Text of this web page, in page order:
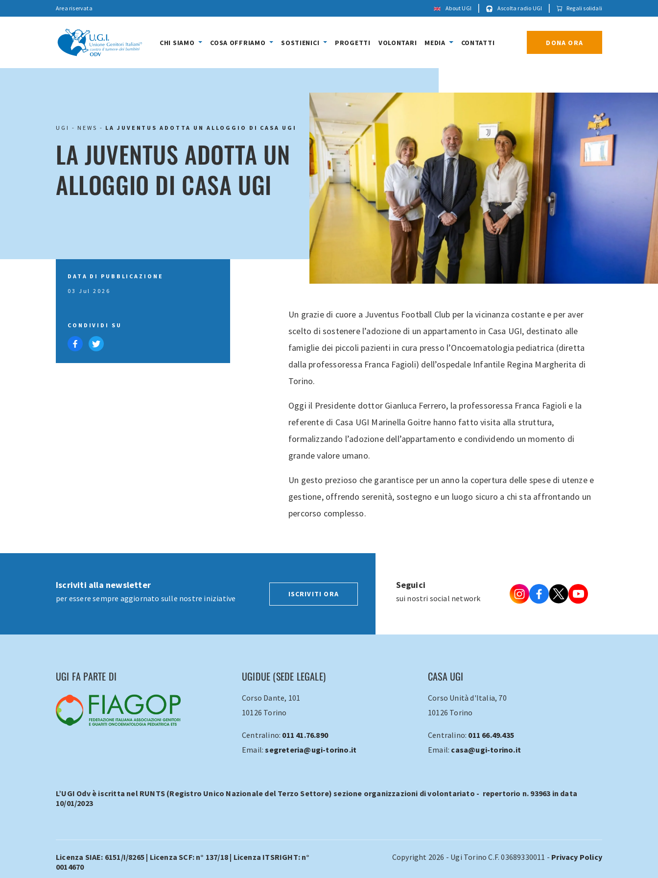
Area riservata About UGI | Ascolta radio UGI | Regali solidali
CHI SIAMO COSA OFFRIAMO SOSTIENICI PROGETTI VOLONTARI MEDIA CONTATTI DONA ORA
UGI - NEWS - LA JUVENTUS ADOTTA UN ALLOGGIO DI CASA UGI
LA JUVENTUS ADOTTA UN
ALLOGGIO DI CASA UGI
DATA DI PUBBLICAZIONE
03 Jul 2026
CONDIVIDI SU
Un grazie di cuore a Juventus Football Club per la vicinanza costante e per aver
scelto di sostenere l’adozione di un appartamento in Casa UGI, destinato alle
famiglie dei piccoli pazienti in cura presso l’Oncoematologia pediatrica (diretta
dalla professoressa Franca Fagioli) dell’ospedale Infantile Regina Margherita di
Torino.
Oggi il Presidente dottor Gianluca Ferrero, la professoressa Franca Fagioli e la
referente di Casa UGI Marinella Goitre hanno fatto visita alla struttura,
formalizzando l’adozione dell’appartamento e condividendo un momento di
grande valore umano.
Un gesto prezioso che garantisce per un anno la copertura delle spese di utenze e
gestione, offrendo serenità, sostegno e un luogo sicuro a chi sta affrontando un
percorso complesso.
Iscriviti alla newsletter
per essere sempre aggiornato sulle nostre iniziative ISCRIVITI ORA
Seguici
sui nostri social network
UGI FA PARTE DI UGIDUE (SEDE LEGALE)
Corso Dante, 101
10126 Torino
Centralino: 011 41.76.890
Email:segreteria@ugi-torino.it
CASA UGI
Corso Unità d'Italia, 70
10126 Torino
Centralino: 011 66.49.435
Email: casa@ugi-torino.it
L’UGI Odv è iscritta nel RUNTS (Registro Unico Nazionale del Terzo Settore) sezione organizzazioni di volontariato - repertorio n. 93963 in data
10/01/2023
Licenza SIAE: 6151/I/8265 | Licenza SCF: n° 137/18 | Licenza ITSRIGHT: n°
0014670
Copyright 2026 - Ugi Torino C.F. 03689330011 - Privacy Policy